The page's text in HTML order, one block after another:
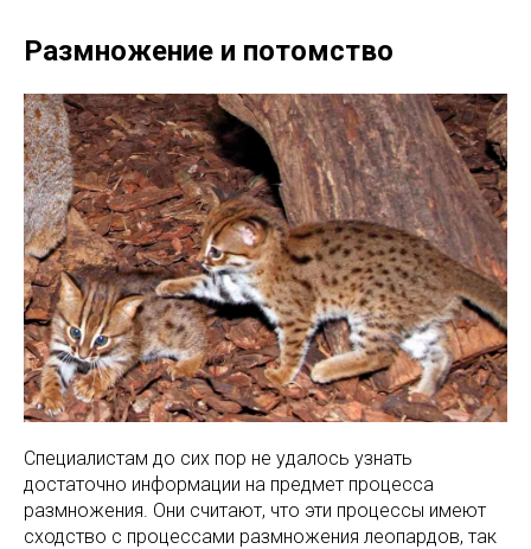
Размножение и потомство
Специалистам до сих пор не удалось узнать
достаточно информации на предмет процесса
размножения. Они считают, что эти процессы имеют
сходство с процессами размножения леопардов, так